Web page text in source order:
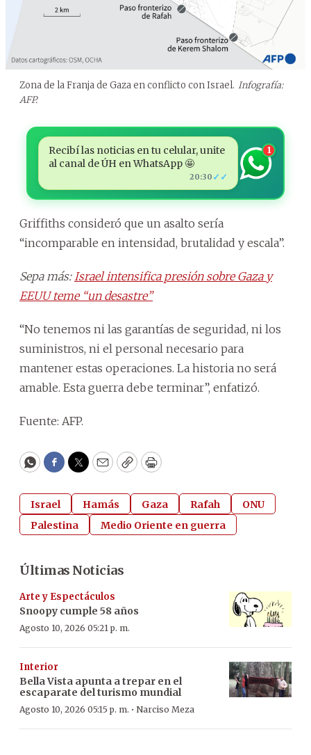
Zona de la Franja de Gaza en conflicto con Israel. Infografía:
AFP.
Recibí las noticias en tu celular, unite
al canal de ÚH en WhatsApp 🤩
20:30 ✓✓
1
Griffiths consideró que un asalto sería
“incomparable en intensidad, brutalidad y escala”.
Sepa más:Israel intensifica presión sobre Gaza y
EEUU teme “un desastre”
“No tenemos ni las garantías de seguridad, ni los
suministros, ni el personal necesario para
mantener estas operaciones. La historia no será
amable. Esta guerra debe terminar”, enfatizó.
Fuente: AFP.
WhatsApp
Facebook
Twitter
EmailCopyPrint
Israel Hamás Gaza Rafah
ONU
Palestina
Medio Oriente en guerra
Últimas Noticias
Arte y Espectáculos
Snoopy cumple 58 años
Agosto 10, 2026 05:21 p. m.
Interior
Bella Vista apunta a trepar en el
escaparate del turismo mundial
Agosto 10, 2026 05:15 p. m. · Narciso Meza